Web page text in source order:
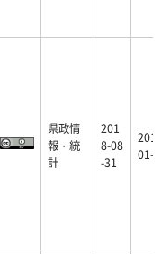
県政情
報・統
計
201
8-08
-31
01-